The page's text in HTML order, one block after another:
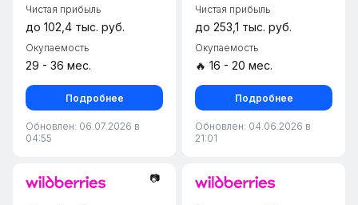
Чистая прибыль
до 102,4 тыс. руб.
Окупаемость
29 - 36 мес.
Подробнее
Обновлен: 06.07.2026 в
04:55
Чистая прибыль
до 253,1 тыс. руб.
Окупаемость
🔥 16 - 20 мес.
Подробнее
Обновлен: 04.06.2026 в
21:01
📷